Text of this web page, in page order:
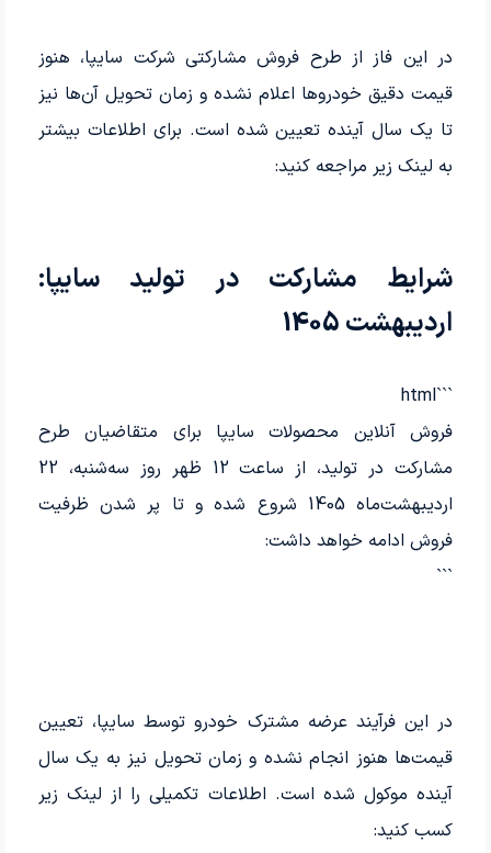
در این فاز از طرح فروش مشارکتی شرکت سایپا، هنوز
قیمت دقیق خودروها اعلام نشده و زمان تحویل آن‌ها نیز
تا یک سال آینده تعیین شده است. برای اطلاعات بیشتر
به لینک زیر مراجعه کنید:
شرایط مشارکت در تولید سایپا:
اردیبهشت 1405
```html
فروش آنلاین محصولات سایپا برای متقاضیان طرح
مشارکت در تولید، از ساعت 12 ظهر روز سه‌شنبه، 22
اردیبهشت‌ماه 1405 شروع شده و تا پر شدن ظرفیت
فروش ادامه خواهد داشت:
```
در این فرآیند عرضه مشترک خودرو توسط سایپا، تعیین
قیمت‌ها هنوز انجام نشده و زمان تحویل نیز به یک سال
آینده موکول شده است. اطلاعات تکمیلی را از لینک زیر
کسب کنید: